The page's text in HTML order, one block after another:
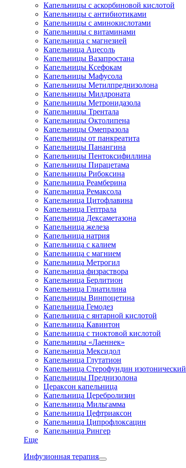
Капельницы с аскорбиновой кислотой
Капельницы с антибиотиками
Капельницы с аминокислотами
Капельницы с витаминами
Капельница с магнезией
Капельница Ацесоль
Капельницы Вазапростана
Капельницы Ксефокам
Капельницы Мафусола
Капельницы Метилпреднизолона
Капельницы Милдроната
Капельницы Метронидазола
Капельницы Трентала
Капельницы Октолипена
Капельницы Омепразола
Капельницы от панкреатита
Капельницы Панангина
Капельницы Пентоксифиллина
Капельницы Пирацетама
Капельницы Рибоксина
Капельница Реамберина
Капельница Ремаксола
Капельница Цитофлавина
Капельница Гептрала
Капельница Дексаметазона
Капельница железа
Капельница натрия
Капельница с калием
Капельница с магнием
Капельница Метрогил
Капельница физраствора
Капельница Берлитион
Капельница Глиатилина
Капельницы Винпоцетина
Капельница Гемодез
Капельница с янтарной кислотой
Капельница Кавинтон
Капельница с тиоктовой кислотой
Капельницы «Лаеннек»
Капельница Мексидол
Капельница Глутатион
Капельница Стерофундин изотонический
Капельницы Преднизолона
Цераксон капельница
Капельница Церебролизин
Капельница Мильгамма
Капельница Цефтриаксон
Капельница Ципрофлоксацин
Капельница Рингер
Еще
Инфузионная терапия